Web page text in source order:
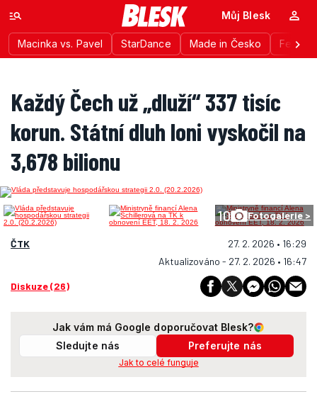
Macinka vs. Pavel StarDance Made in Česko
Můj Blesk
Každý Čech už „dluží“ 337 tisíc
korun. Státní dluh loni vyskočil na
3,678 bilionu
10 Fotogalerie >
ČTK
27. 2. 2026 • 16:29
Aktualizováno - 27. 2. 2026 • 16:47
Diskuze (26)
Jak vám má Google doporučovat Blesk?
Sledujte nás
Preferujte nás
Jak to celé funguje